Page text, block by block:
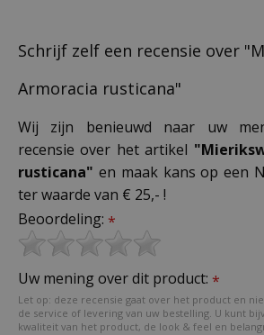
Schrijf zelf een recensie over
Armoracia rusticana"
Wij zijn benieuwd naar uw
recensie over het artikel
rusticana" en maak kans op een
ter waarde van € 25,- !
Beoordeling: *
Uw mening over dit product: *
Let op: deze recensie gaat over het product en
de service of levering van uw bestelling. U kunt
kwaliteit van het product, de look & feel en